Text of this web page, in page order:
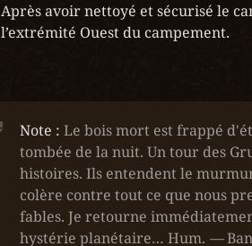
Après avoir nettoyé et sécurisé le
l’extrémité Ouest du campement.
Note : Le bois mort est frappé
tombée de la nuit. Un tour des
histoires. Ils entendent le
colère contre tout ce que nous
fables. Je retourne
hystérie planétaire… Hum. —